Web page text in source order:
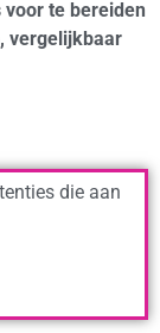
te bereiden
vergelijkbaar
die aan